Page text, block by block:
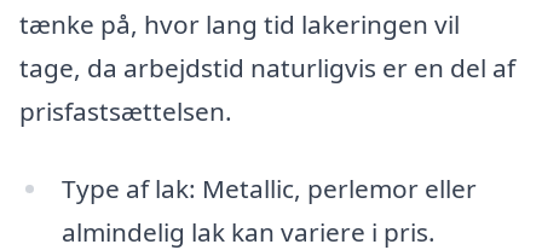
tænke på, hvor lang tid lakeringen vil
tage, da arbejdstid naturligvis er en del af
prisfastsættelsen.
Type af lak: Metallic, perlemor eller
almindelig lak kan variere i pris.